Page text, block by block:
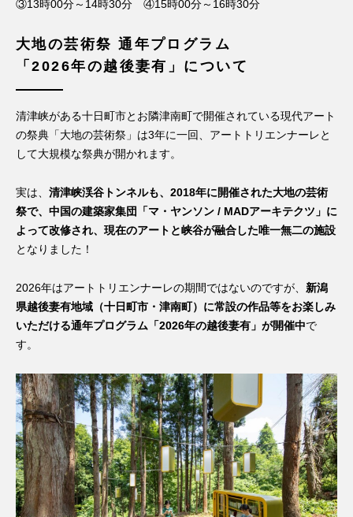
③13時00分～14時30分 ④15時00分～16時30分
大地の芸術祭 通年プログラム
「2026年の越後妻有」について
清津峡がある十日町市とお隣津南町で開催されている現代アート
の祭典「大地の芸術祭」は3年に一回、アートトリエンナーレと
して大規模な祭典が開かれます。
実は、 清津峡渓谷トンネルも、 2018年に開催された大地の芸術
祭で、中国の建築家集団「マ・ヤンソン / MADアーキテクツ」に
よって改修され、現在のアートと峡谷が融合した唯一無二の施設
となりました！
2026年はアートトリエンナーレの期間ではないのですが、 新潟
県越後妻有地域（十日町市・津南町）に常設の作品等をお楽しみ
いただける通年プログラム「2026年の越後妻有」が開催中で
す。